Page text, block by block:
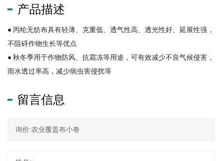
产品描述
● 丙纶无纺布具有轻薄、克重低、透气性高、透光性好、延展性强，
不阻碍作物生长等优点
● 秋冬季用于作物防风、抗霜冻等用途，可有效减少不良气候侵害，
雨水透过率高，减少病虫害侵扰等
留言信息